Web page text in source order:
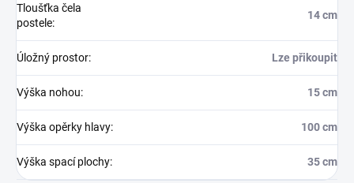
Tloušťka čela
postele:
14 cm
Úložný prostor: Lze přikoupit
Výška nohou: 15 cm
Výška opěrky hlavy: 100 cm
Výška spací plochy: 35 cm